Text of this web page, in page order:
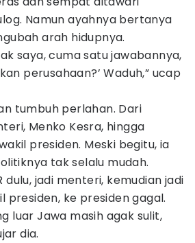
Namun ayahnya bertanya
arah hidupnya.
saya, cuma satu jawabannya,
perusahaan?’ Waduh,” ucap
tumbuh perlahan. Dari
Menko Kesra, hingga
presiden. Meski begitu, ia
tak selalu mudah.
dulu, jadi menteri, kemudian jadi
presiden, ke presiden gagal.
luar Jawa masih agak sulit,
dia.